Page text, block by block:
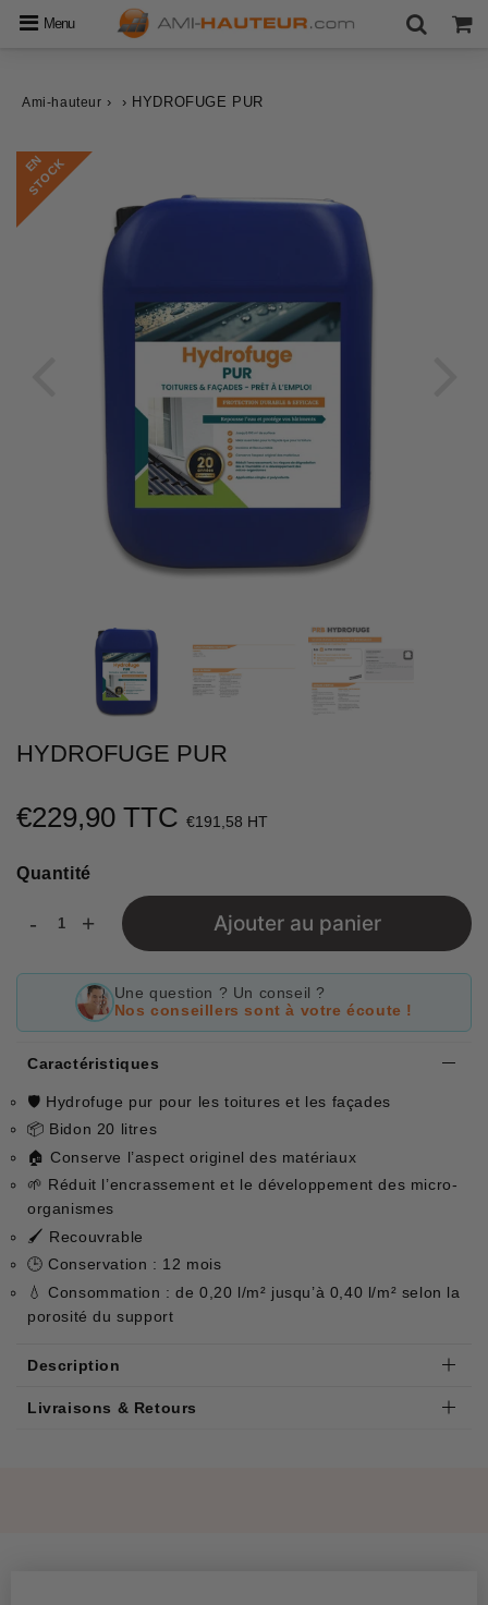
Menu
Ami-hauteur › › HYDROFUGE PUR
E
N
S
T
O
C
K
HYDROFUGE PUR
€229,90 TTC €191,58 HT
price
Quantité
- + Ajouter au panier
Une question ? Un conseil ?
Nos conseillers sont à votre écoute !
Caractéristiques
🛡 Hydrofuge pur pour les toitures et les façades
📦 Bidon 20 litres
🏠 Conserve l’aspect originel des matériaux
🌱 Réduit l’encrassement et le développement des micro-
organismes
🖌 Recouvrable
🕒 Conservation : 12 mois
💧 Consommation : de 0,20 l/m² jusqu’à 0,40 l/m² selon la
porosité du support
Description
Livraisons & Retours